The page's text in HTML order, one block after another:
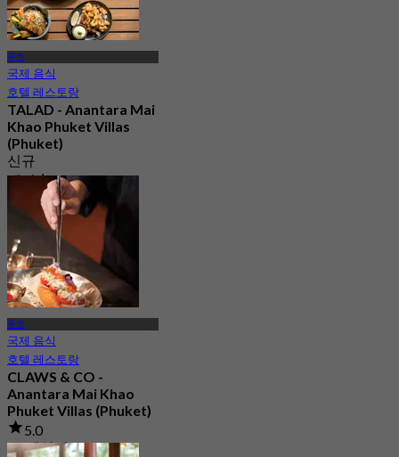
푸켓
국제 음식
호텔 레스토랑
TALAD - Anantara Mai
Khao Phuket Villas
(Phuket)
신규
에서฿ 575
푸켓
국제 음식
호텔 레스토랑
CLAWS & CO -
Anantara Mai Khao
Phuket Villas (Phuket)
5.0
30 예약됨